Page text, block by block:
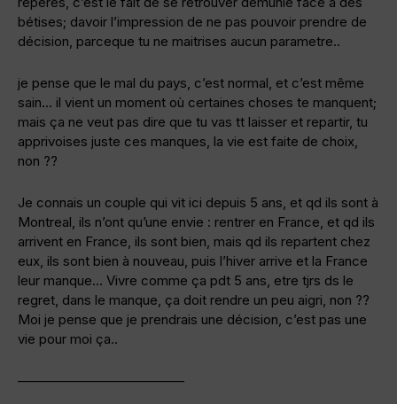
bétises; davoir l’impression de ne pas pouvoir prendre de
décision, parceque tu ne maitrises aucun parametre..
je pense que le mal du pays, c’est normal, et c’est même
sain… il vient un moment où certaines choses te manquent;
mais ça ne veut pas dire que tu vas tt laisser et repartir, tu
apprivoises juste ces manques, la vie est faite de choix,
non ??
Je connais un couple qui vit ici depuis 5 ans, et qd ils sont à
Montreal, ils n’ont qu’une envie : rentrer en France, et qd ils
arrivent en France, ils sont bien, mais qd ils repartent chez
eux, ils sont bien à nouveau, puis l’hiver arrive et la France
leur manque… Vivre comme ça pdt 5 ans, etre tjrs ds le
regret, dans le manque, ça doit rendre un peu aigri, non ??
Moi je pense que je prendrais une décision, c’est pas une
vie pour moi ça..
————————————–